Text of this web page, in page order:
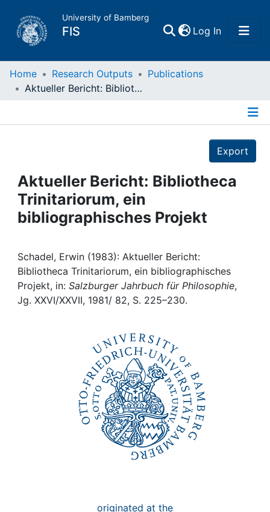
University of Bamberg
FIS Log In(current)
Home
Projects
People
Awards
My FIS
Home Research Outputs
Publications
Aktueller Bericht: Bibliotheca Trinitariorum, ein bibliographisches Projekt
Export
Aktueller Bericht: Bibliotheca
Trinitariorum, ein
bibliographisches Projekt
Schadel, Erwin (1983): Aktueller Bericht:
Bibliotheca Trinitariorum, ein bibliographisches
Projekt, in: Salzburger Jahrbuch für Philosophie,
Jg. XXVI/XXVII, 1981/ 82, S. 225–230.
originated at the